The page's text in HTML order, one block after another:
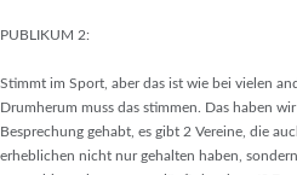
PUBLIKUM 2:
Stimmt im Sport, aber das ist wie bei vielen
Drumherum muss das stimmen. Das haben
Besprechung gehabt, es gibt 2 Vereine, die
erheblichen nicht nur gehalten haben,